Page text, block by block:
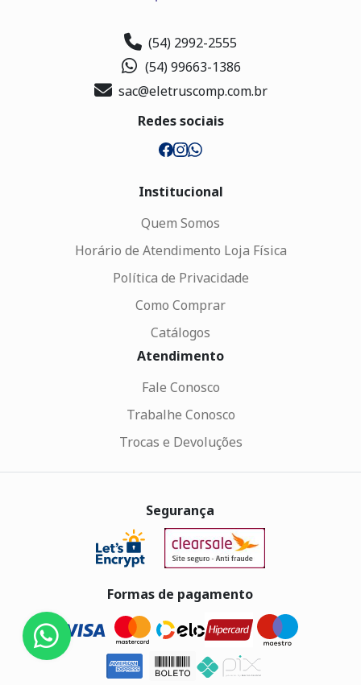
(54) 2992-2555
(54) 99663-1386
sac@eletruscomp.com.br
Redes sociais
Institucional
Quem Somos
Horário de Atendimento Loja Física
Política de Privacidade
Como Comprar
Catálogos
Atendimento
Fale Conosco
Trabalhe Conosco
Trocas e Devoluções
Segurança
Formas de pagamento